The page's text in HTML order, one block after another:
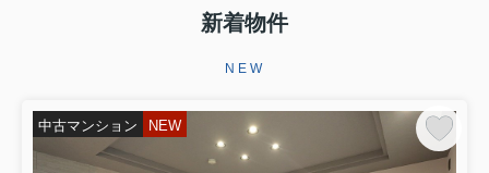
東大阪市衣摺５丁目 売り土地をご契
ございます。お引き渡しまで、ご満足
任を持ってサポートさせていただ...
2026.06.29
新着物件
NEW
中古マンション NEW